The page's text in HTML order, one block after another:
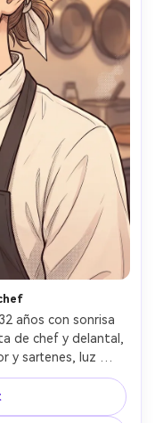
años con sonrisa
de chef y delantal,
y sartenes, luz
líneas limpias,
sutiles en los
acogedor,